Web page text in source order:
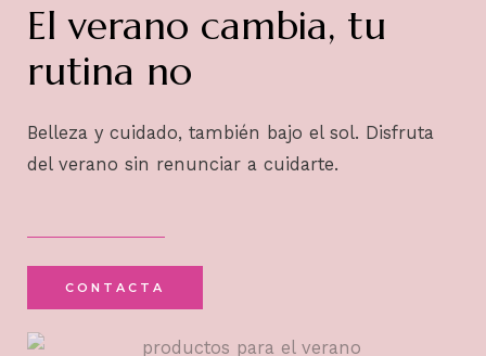
El verano cambia, tu
rutina no
Belleza y cuidado, también bajo el sol. Disfruta
del verano sin renunciar a cuidarte.
CONTACTA